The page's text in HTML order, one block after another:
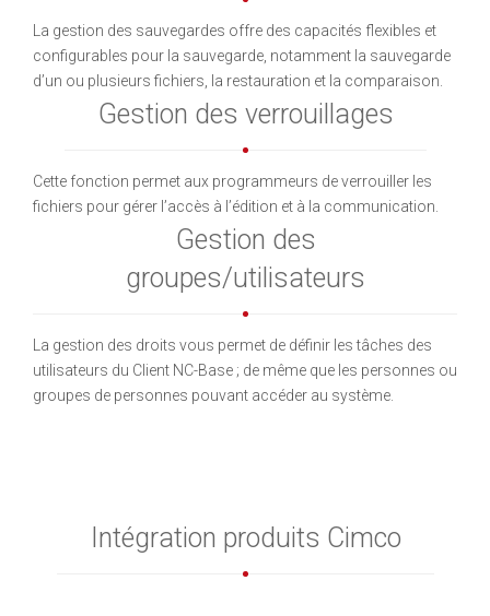
La gestion des sauvegardes offre des capacités flexibles et
configurables pour la sauvegarde, notamment la sauvegarde
d’un ou plusieurs fichiers, la restauration et la comparaison.
Gestion des verrouillages
Cette fonction permet aux programmeurs de verrouiller les
fichiers pour gérer l’accès à l’édition et à la communication.
Gestion des
groupes/utilisateurs
La gestion des droits vous permet de définir les tâches des
utilisateurs du Client NC-Base ; de même que les personnes ou
groupes de personnes pouvant accéder au système.
Intégration produits Cimco